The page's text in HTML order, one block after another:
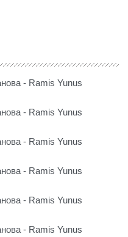
- Ramis Yunus
- Ramis Yunus
- Ramis Yunus
- Ramis Yunus
- Ramis Yunus
- Ramis Yunus